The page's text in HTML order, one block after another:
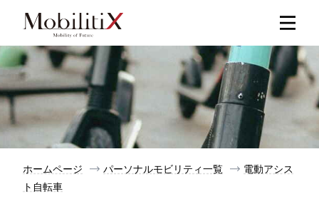
新着記事
人気記事
特集記事
ホームページ パーソナルモビリティ一覧
電動アシス
ト自転車